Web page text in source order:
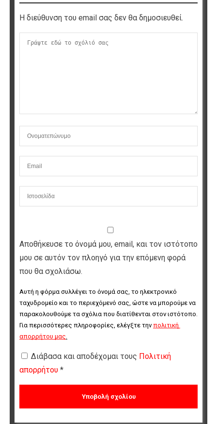
Η διεύθυνση του email σας δεν θα δημοσιευθεί.
Αποθήκευσε το όνομά μου, email, και τον ιστότοπο
μου σε αυτόν τον πλοηγό για την επόμενη φορά
που θα σχολιάσω.
Αυτή η φόρμα συλλέγει το όνομά σας, το ηλεκτρονικό
ταχυδρομείο και το περιεχόμενό σας, ώστε να μπορούμε να
παρακολουθούμε τα σχόλια που διατίθενται στον ιστότοπο.
Για περισσότερες πληροφορίες, ελέγξτε την πολιτική
απορρήτου μας
Διάβασα και αποδέχομαι τους Πολιτική
απορρήτου *